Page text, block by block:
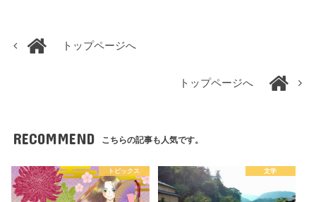
トップページへ
トップページへ
RECOMMEND こちらの記事も人気です。
トピックス 文学